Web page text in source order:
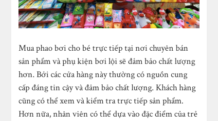
Mua phao bơi cho bé trực tiếp tại nơi chuyên bán
sản phẩm và phụ kiện bơi lội sẽ đảm bảo chất lượng
hơn. Bởi các cửa hàng này thường có nguồn cung
cấp đáng tin cậy và đảm bảo chất lượng. Khách hàng
cũng có thể xem và kiểm tra trực tiếp sản phẩm.
Hơn nữa, nhân viên có thể dựa vào đặc điểm của trẻ